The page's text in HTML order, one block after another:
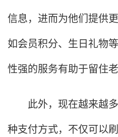
信息，进而为他们提供
如会员积分、生日礼物
性强的服务有助于留住
此外，现在越来越多
种支付方式，不仅可以